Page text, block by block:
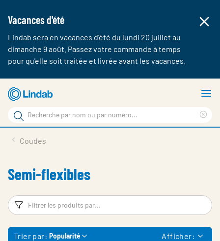
Vacances d'été
Lindab sera en vacances d'été du lundi 20 juillet au
dimanche 9 août. Passez votre commande à temps
pour qu'elle soit traitée et livrée avant les vacances.
Aller
au
contenu
principal
Rechercher
Rechercher
sur
Contact
Login
Choose languge
Coudes
Semi-flexibles
Filtres
Trier par: Popularité Afficher: